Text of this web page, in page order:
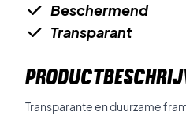
Beschermend
Transparant
Transparante en duurzame